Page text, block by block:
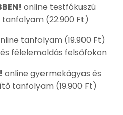
online testfókuszú
(22.900 Ft)
tanfolyam (19.900 Ft)
félelemoldás felsőfokon
online gyermekágyas és
tanfolyam (19.900 Ft)